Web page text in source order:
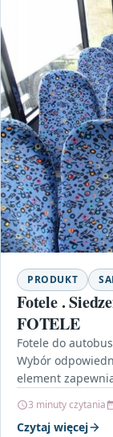
PRODUKT
Fotele .
FOTELE
Fotele do
Wybór
element
3 minuty czytania
Czytaj więcej